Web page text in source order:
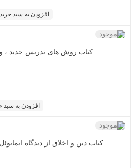
افزودن به سبد خرید
کتاب روش های تدریس جدید ،
ناموجود
افزودن به سبد خرید
کتاب دین و اخلاق از دیدگاه
ناموجود